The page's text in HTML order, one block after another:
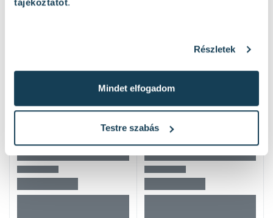
Részletek
Mindet elfogadom
Testre szabás